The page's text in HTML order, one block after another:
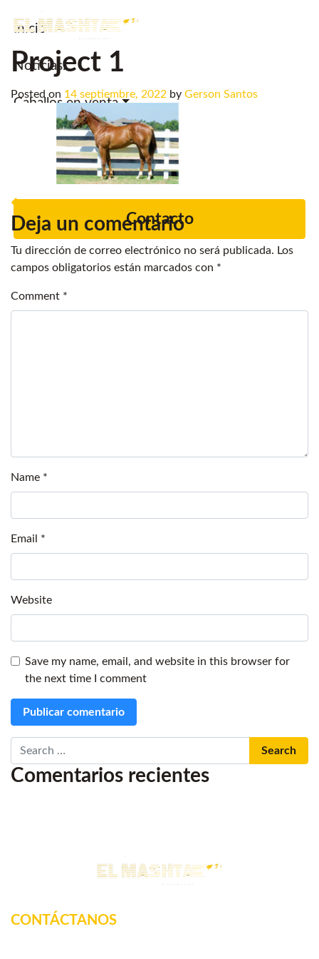
Inicio
Noticias.
Caballos en venta
Servicios
Criadero
Contacto
Main Navigation
Project 1
Posted on 14 septiembre, 2022 by Gerson Santos
Post navigation
Deja un comentario
Tu dirección de correo electrónico no será publicada. Los
campos obligatorios están marcados con *
Comment *
Name *
Email *
Website
Save my name, email, and website in this browser for
the next time I comment
Search
Comentarios recientes
CONTÁCTANOS